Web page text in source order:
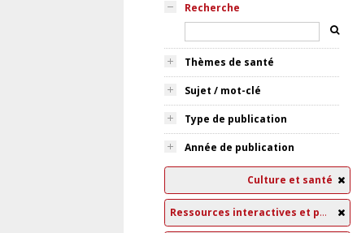
Recherche
Thèmes de santé
Sujet / mot-clé
Type de publication
Année de publication
Culture et santé
Ressources interactives et pédagogiques